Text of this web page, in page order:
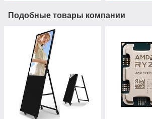
Подобные товары компании